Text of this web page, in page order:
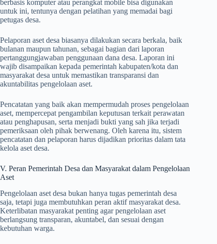
berbasis komputer atau perangkat mobile bisa digunakan
untuk ini, tentunya dengan pelatihan yang memadai bagi
petugas desa.
Pelaporan aset desa biasanya dilakukan secara berkala, baik
bulanan maupun tahunan, sebagai bagian dari laporan
pertanggungjawaban penggunaan dana desa. Laporan ini
wajib disampaikan kepada pemerintah kabupaten/kota dan
masyarakat desa untuk memastikan transparansi dan
akuntabilitas pengelolaan aset.
Pencatatan yang baik akan mempermudah proses pengelolaan
aset, mempercepat pengambilan keputusan terkait perawatan
atau penghapusan, serta menjadi bukti yang sah jika terjadi
pemeriksaan oleh pihak berwenang. Oleh karena itu, sistem
pencatatan dan pelaporan harus dijadikan prioritas dalam tata
kelola aset desa.
V. Peran Pemerintah Desa dan Masyarakat dalam Pengelolaan
Aset
Pengelolaan aset desa bukan hanya tugas pemerintah desa
saja, tetapi juga membutuhkan peran aktif masyarakat desa.
Keterlibatan masyarakat penting agar pengelolaan aset
berlangsung transparan, akuntabel, dan sesuai dengan
kebutuhan warga.